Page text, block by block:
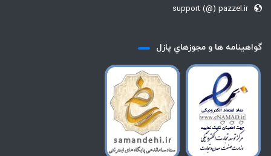
support (@) pazzel.ir
گواهينامه ها و مجوزهاي پازل